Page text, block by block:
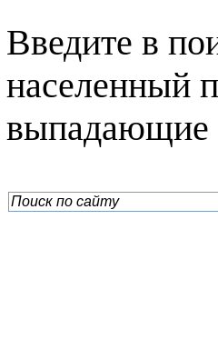
Введите в
населенный
выпадающие